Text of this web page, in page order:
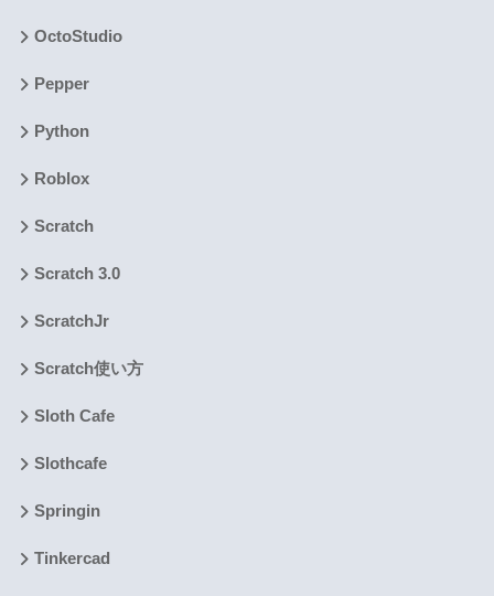
OctoStudio
Pepper
Python
Roblox
Scratch
Scratch 3.0
ScratchJr
Scratch使い方
Sloth Cafe
Slothcafe
Springin
Tinkercad